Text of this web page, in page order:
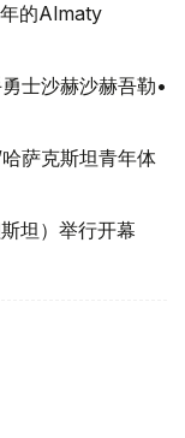
的Almaty
士沙赫沙赫吾勒•
萨克斯坦青年体
坦）举行开幕